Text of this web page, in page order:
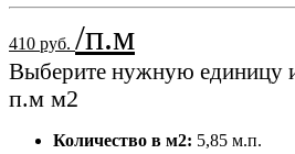
410 руб. /п.м
Выберите нужную единицу
п.м м2
Количество в м2: 5,85 м.п.